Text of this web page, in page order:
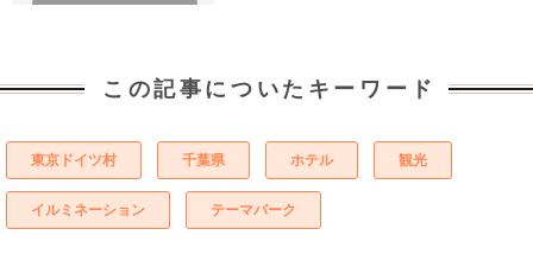
この記事についたキーワード
東京ドイツ村 千葉県 ホテル 観光
イルミネーション テーマパーク